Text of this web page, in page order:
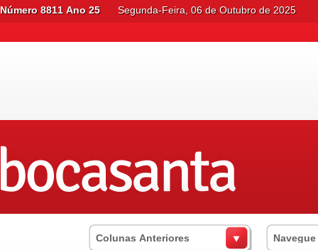
Número 8811 Ano 25 Segunda-Feira, 06 de Outubro de 2025
Colunas Anteriores